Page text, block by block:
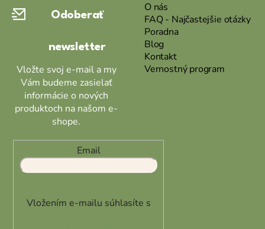
Odoberať
newsletter
Vložte svoj e-mail a my
Vám budeme zasielať
informácie o nových
produktoch na našom e-
shope.
Email
Vložením e-mailu súhlasíte s
O nás
FAQ - Najčastejšie otázky
Poradna
Blog
Kontakt
Vernostný program